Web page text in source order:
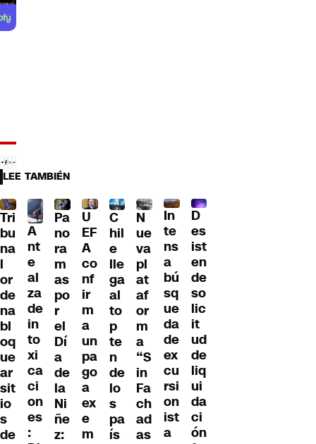
LEE TAMBIÉN
Tri
bu
na
l
or
de
na
bl
oq
ue
ar
sit
io
s
de
A
nt
e
al
za
de
in
to
xi
ca
ci
on
es
:
Pa
no
ra
m
as
po
r
el
Dí
a
de
la
Ni
ñe
z:
U
EF
A
co
nf
ir
m
a
un
pa
go
a
ex
e
m
C
hil
e
lle
ga
al
to
p
te
n
de
lo
s
pa
ís
N
ue
va
pl
at
af
or
m
a
“S
in
Fa
ch
ad
as
In
te
ns
a
bú
sq
ue
da
de
ex
cu
rsi
on
ist
a
D
es
ist
en
de
so
lic
it
ud
de
liq
ui
da
ci
ón